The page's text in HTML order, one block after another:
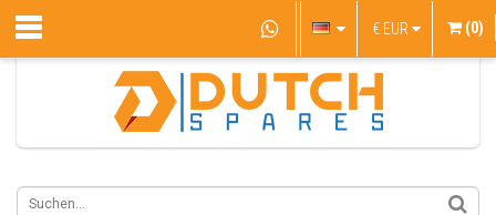
€ EUR (0)